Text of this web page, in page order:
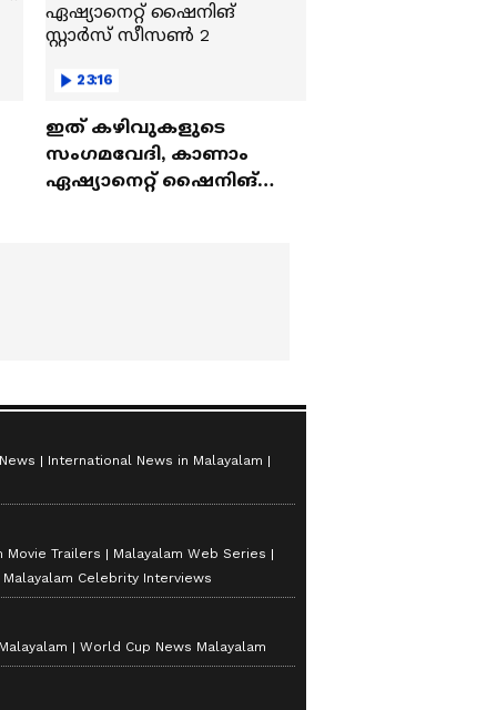
23:16
ഇത് കഴിവുകളുടെ
സംഗമവേദി, കാണാം
ഏഷ്യാനെറ്റ് ഷൈനിങ്
International News in Malayalam
Movie Trailers
Malayalam Web Series
Malayalam Celebrity Interviews
World Cup News Malayalam